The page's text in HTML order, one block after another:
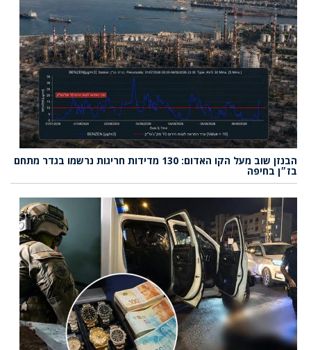
הבנזן שוב מעל הקו האדום: 130 מדידות חריגות נרשמו בגדר מתחם
בז״ן בחיפה